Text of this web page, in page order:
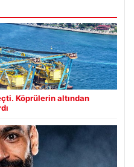
Köprülerin altından